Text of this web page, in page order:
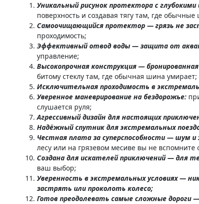
Уникальный рисунок протектора с
поверхность и создавая тягу там, где
Самоочищающийся протектор — грязь не
проходимость;
Эффективный отвод воды — защита от
управление;
Высокопрочная конструкция —
битому стеклу там, где обычная шина умирает;
Исключительная проходимость в
Уверенное маневрирование на бездорожье:
слушается руля;
Агрессивный дизайн для настоящих
Надёжный спутник для экстремальных
Честная плата за суперспособности — шум
лесу или на грязевом месиве вы не
Создана для искателей приключений — для
ваш выбор;
Уверенность в экстремальных условиях —
застрять или проколоть колесо;
Готов преодолевать самые сложные дороги